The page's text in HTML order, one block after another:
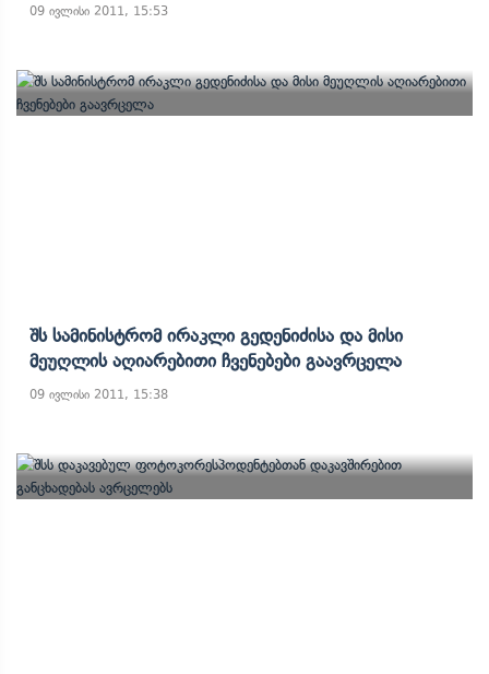
09 ივლისი 2011, 15:53
Შს Სამინისტრომ Ირაკლი Გედენიძისა Და Მისი
Მეუღლის Აღიარებითი Ჩვენებები Გაავრცელა
09 ივლისი 2011, 15:38